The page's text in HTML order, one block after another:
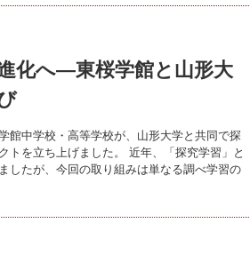
化へ―東桜学館と山形大
館中学校・高等学校が、山形大学と共同で探
トを立ち上げました。 近年、「探究学習」と
したが、今回の取り組みは単なる調べ学習の